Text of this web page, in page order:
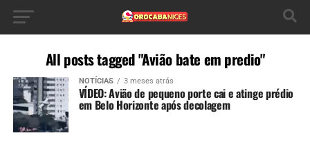
All posts tagged "Avião bate em predio"
NOTÍCIAS 3 meses atrás
VÍDEO: Avião de pequeno porte cai e atinge prédio
em Belo Horizonte após decolagem